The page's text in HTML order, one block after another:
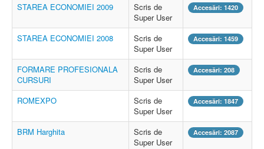
STAREA ECONOMIEI 2009
Scris de
Super User
Accesări: 1420
STAREA ECONOMIEI 2008
Scris de
Super User
Accesări: 1459
FORMARE PROFESIONALA
CURSURI
Scris de
Super User
Accesări: 208
ROMEXPO
Scris de
Super User
Accesări: 1847
BRM Harghita
Scris de
Super User
Accesări: 2087